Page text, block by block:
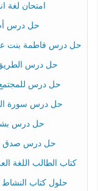
امتحان لغة
حل درس
حل درس فاطمة بنت
حل درس الطريق
حل درس للمجتمع
حل درس سورة الواقعة 57-74 تربية
حل درس
حل درس صدق الرسول
كتاب الطالب اللغة
حلول كتاب النشاط